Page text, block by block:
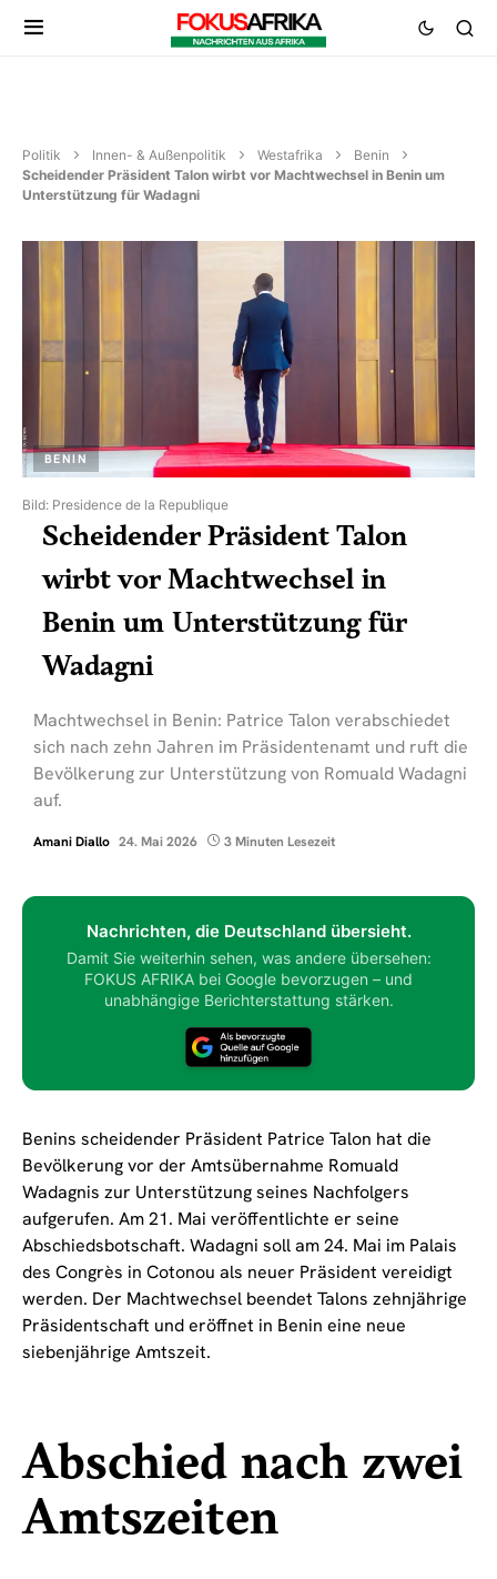
Politik Innen- & Außenpolitik Westafrika
Benin
Scheidender Präsident Talon wirbt vor Machtwechsel in Benin um
Unterstützung für Wadagni
Bild: Presidence de la Republique
BENIN
Scheidender Präsident Talon
wirbt vor Machtwechsel in
Benin um Unterstützung für
Wadagni
Machtwechsel in Benin: Patrice Talon verabschiedet
sich nach zehn Jahren im Präsidentenamt und ruft die
Bevölkerung zur Unterstützung von Romuald Wadagni
auf.
Amani Diallo 24. Mai 2026 3 Minuten Lesezeit
Nachrichten, die Deutschland übersieht.
Damit Sie weiterhin sehen, was andere übersehen:
FOKUS AFRIKA bei Google bevorzugen – und
unabhängige Berichterstattung stärken.
Benins scheidender Präsident Patrice Talon hat die
Bevölkerung vor der Amtsübernahme Romuald
Wadagnis zur Unterstützung seines Nachfolgers
aufgerufen. Am 21. Mai veröffentlichte er seine
Abschiedsbotschaft. Wadagni soll am 24. Mai im Palais
des Congrès in Cotonou als neuer Präsident vereidigt
werden. Der Machtwechsel beendet Talons zehnjährige
Präsidentschaft und eröffnet in Benin eine neue
siebenjährige Amtszeit.
Abschied nach zwei
Amtszeiten